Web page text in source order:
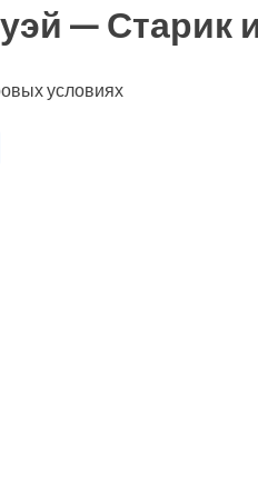
— Старик
условиях